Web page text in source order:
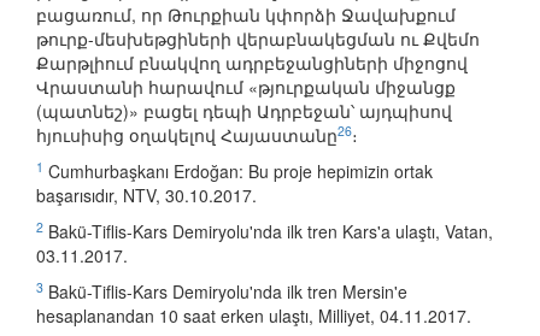
բացառում, որ Թուրքիան կփորձի Ջավախքում
թուրք-մեսխեթցիների վերաբնակեցման ու Քվեմո
Քարթլիում բնակվող ադրբեջանցիների միջոցով
Վրաստանի հարավում «թյուրքական միջանցք
(պատնեշ)» բացել դեպի Ադրբեջան՝ այդպիսով
հյուսիսից օղակելով Հայաստանը26։
1 Cumhurbaşkanı Erdoğan: Bu proje hepimizin ortak
başarısıdır, NTV, 30.10.2017.
2 Bakü-Tiflis-Kars Demiryolu'nda ilk tren Kars'a ulaştı, Vatan,
03.11.2017.
3 Bakü-Tiflis-Kars Demiryolu'nda ilk tren Mersin'e
hesaplanandan 10 saat erken ulaştı, Milliyet, 04.11.2017.